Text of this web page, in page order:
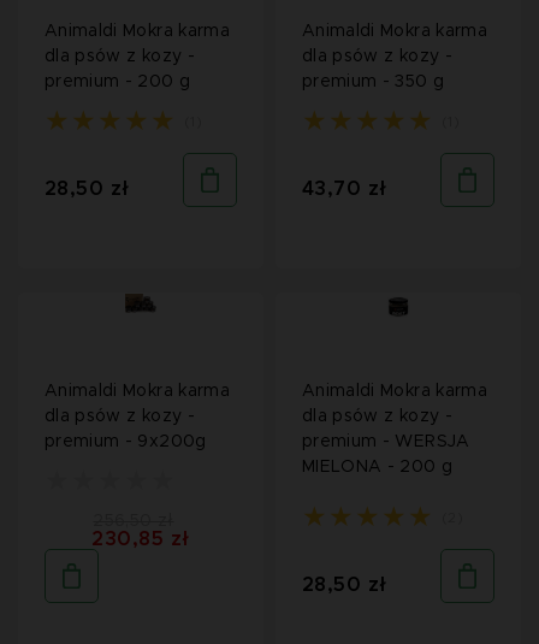
Animaldi Mokra karma
dla psów z kozy -
premium - 200 g
28,50 zł
Animaldi Mokra karma
dla psów z kozy -
premium - 350 g
43,70 zł
Animaldi Mokra karma
dla psów z kozy -
premium - 9x200g
230,85 zł
Animaldi Mokra karma
dla psów z kozy -
premium - WERSJA
MIELONA - 200 g
28,50 zł